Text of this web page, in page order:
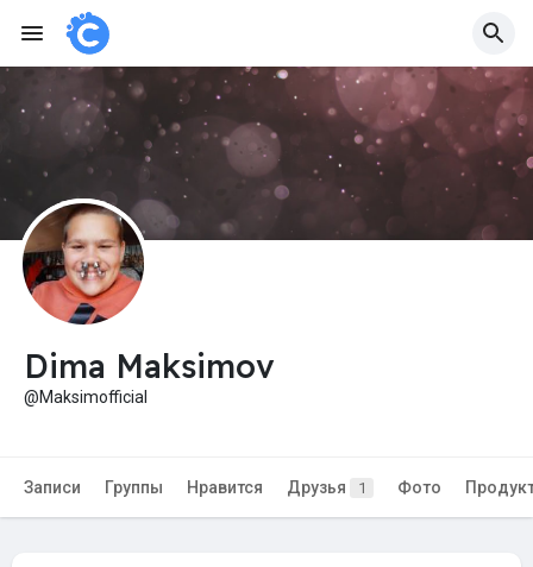
Dima Maksimov
@Maksimofficial
Записи Группы Нравится Друзья 1 Фото